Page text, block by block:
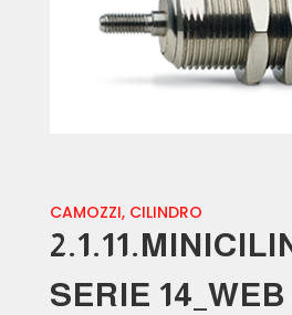
CAMOZZI, CILINDRO
SERIE 14_WEB